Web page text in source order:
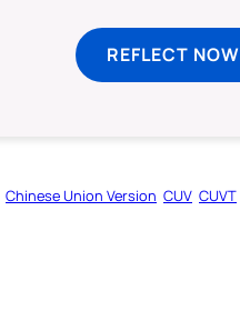
REFLECT NOW
Chinese Union Version CUV CUVT